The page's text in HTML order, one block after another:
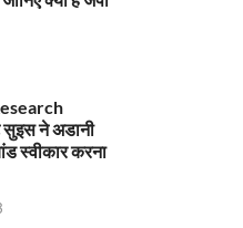
ने अडानी
स्वीकार करना